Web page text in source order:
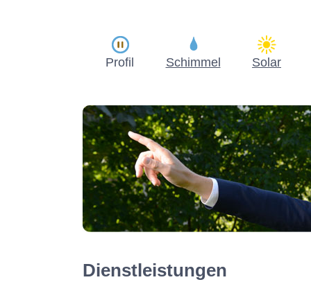
Profil Schimmel Solar
Dienstleistungen